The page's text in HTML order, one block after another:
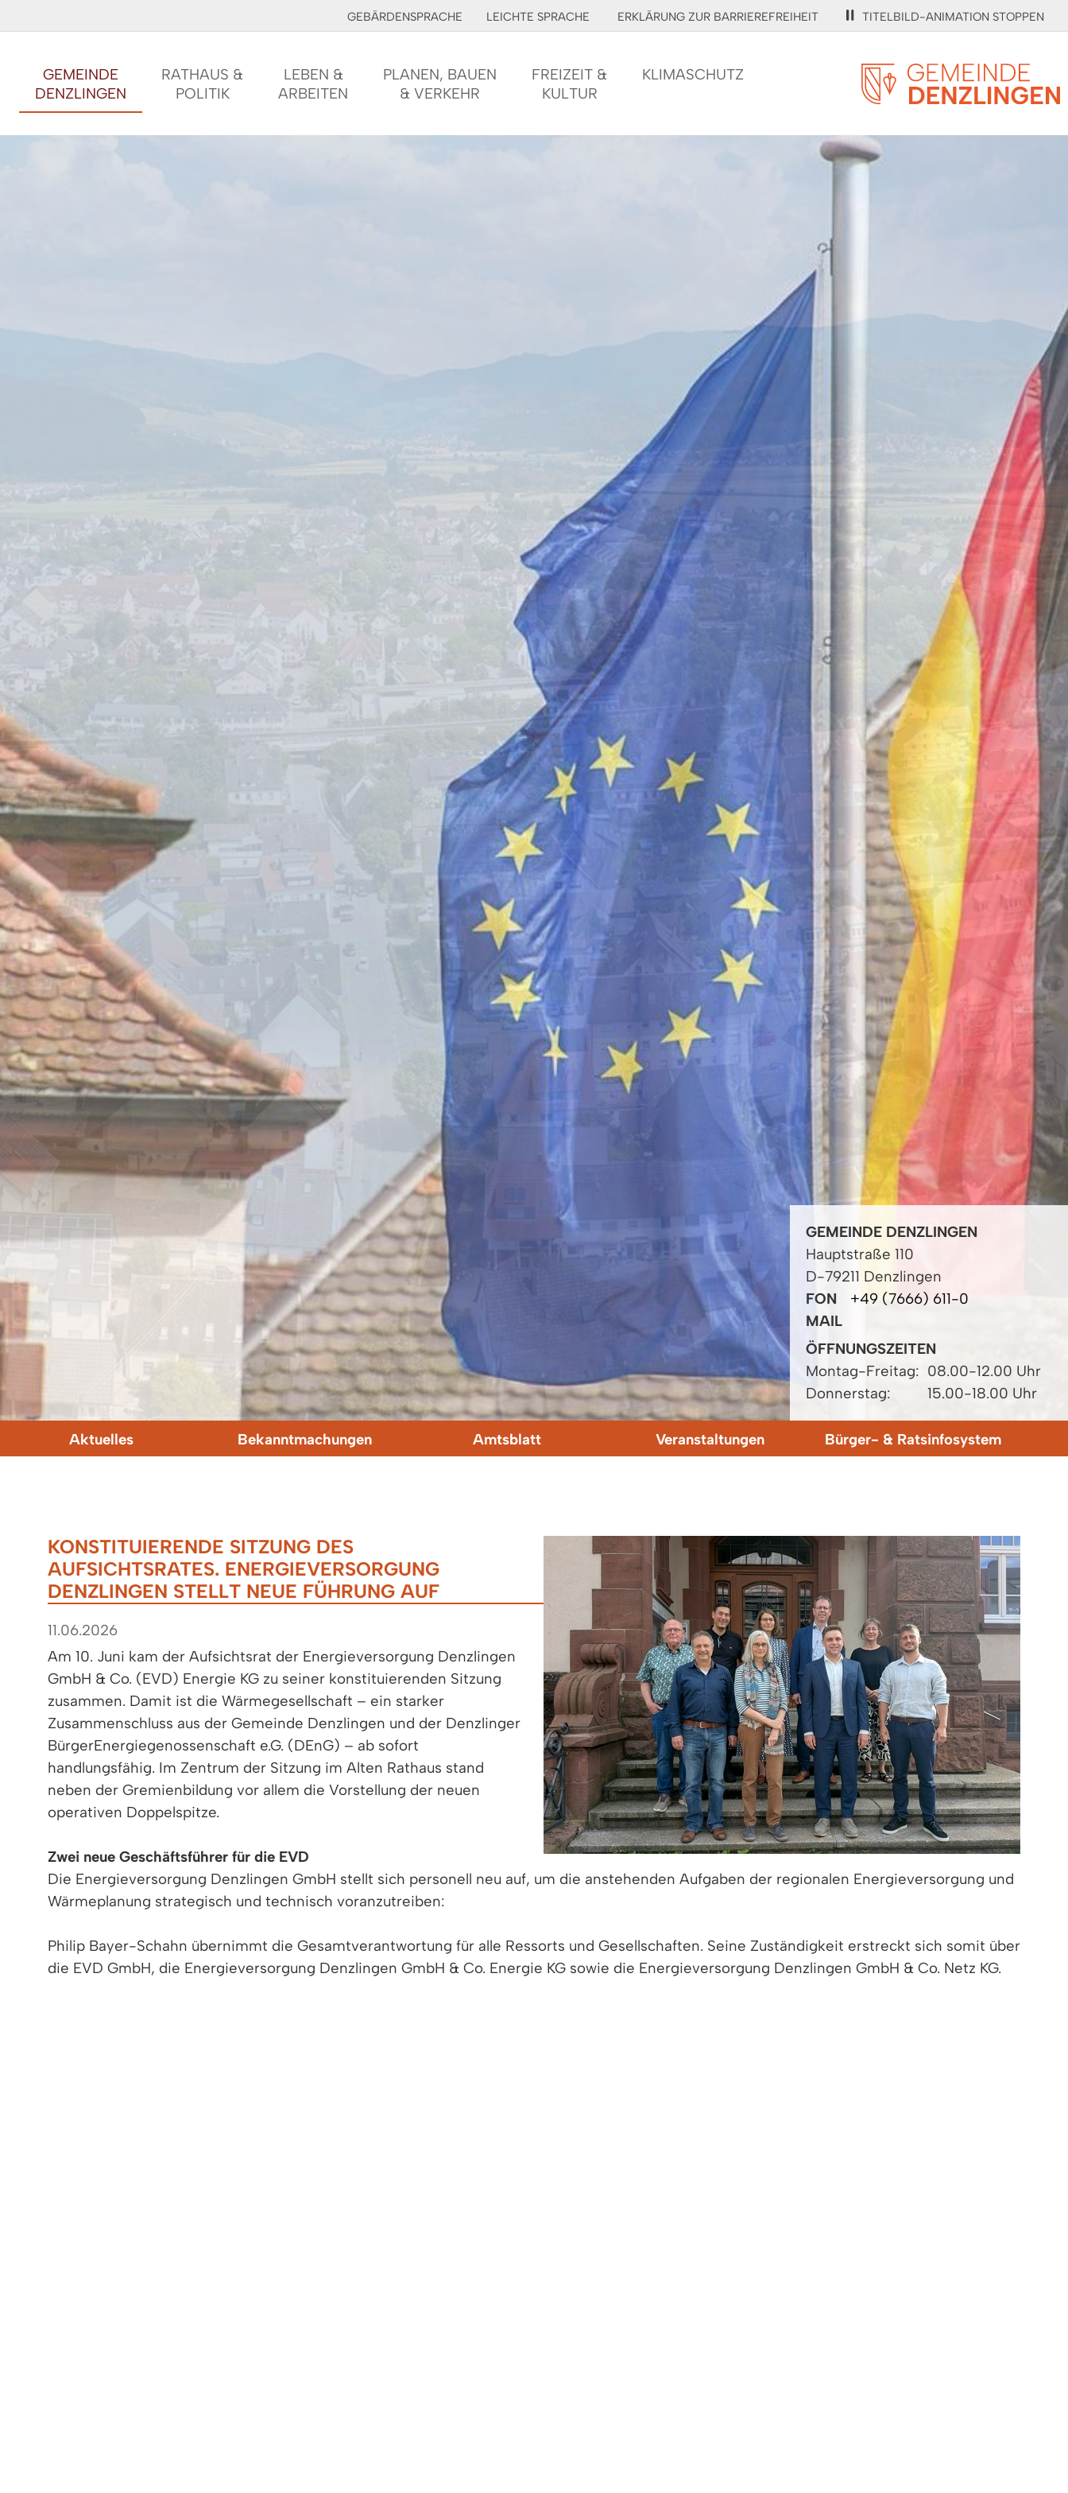
GEBÄRDENSPRACHE LEICHTE SPRACHE ERKLÄRUNG ZUR BARRIEREFREIHEIT TITELBILD-ANIMATION STOPPEN
GEMEINDE
DENZLINGEN
RATHAUS &
POLITIK
LEBEN &
ARBEITEN
PLANEN, BAUEN
& VERKEHR
FREIZEIT &
KULTUR
KLIMASCHUTZ
GEMEINDE DENZLINGEN
Hauptstraße 110
D-79211 Denzlingen
FON
+49 (7666) 611-0
MAIL
ÖFFNUNGSZEITEN
Montag-Freitag: 08.00-12.00 Uhr
Donnerstag:
15.00-18.00 Uhr
Aktuelles Bekanntmachungen Amtsblatt Veranstaltungen Bürger- & Ratsinfosystem
KONSTITUIERENDE SITZUNG DES
AUFSICHTSRATES. ENERGIEVERSORGUNG
DENZLINGEN STELLT NEUE FÜHRUNG AUF
11.06.2026
Am 10. Juni kam der Aufsichtsrat der Energieversorgung Denzlingen
GmbH & Co. (EVD) Energie KG zu seiner konstituierenden Sitzung
zusammen. Damit ist die Wärmegesellschaft – ein starker
Zusammenschluss aus der Gemeinde Denzlingen und der Denzlinger
BürgerEnergiegenossenschaft e.G. (DEnG) – ab sofort
handlungsfähig. Im Zentrum der Sitzung im Alten Rathaus stand
neben der Gremienbildung vor allem die Vorstellung der neuen
operativen Doppelspitze.
Zwei neue Geschäftsführer für die EVD
Die Energieversorgung Denzlingen GmbH stellt sich personell neu auf, um die anstehenden Aufgaben der regionalen Energieversorgung und
Wärmeplanung strategisch und technisch voranzutreiben:
Philip Bayer-Schahn übernimmt die Gesamtverantwortung für alle Ressorts und Gesellschaften. Seine Zuständigkeit erstreckt sich somit über
die EVD GmbH, die Energieversorgung Denzlingen GmbH & Co. Energie KG sowie die Energieversorgung Denzlingen GmbH & Co. Netz KG.